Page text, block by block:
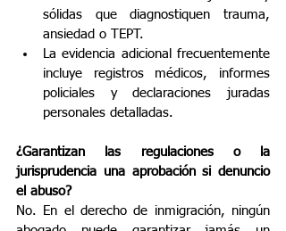
sólidas que diagnostiquen trauma,
ansiedad o TEPT.
La evidencia adicional frecuentemente
incluye registros médicos, informes
policiales y declaraciones juradas
personales detalladas.
¿Garantizan las regulaciones o la
jurisprudencia una aprobación si denuncio
el abuso?
No. En el derecho de inmigración, ningún